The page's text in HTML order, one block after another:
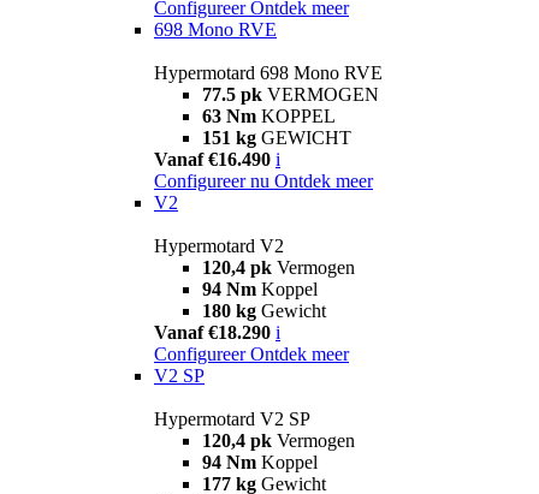
Configureer Ontdek meer
698 Mono RVE
Hypermotard 698 Mono RVE
77.5 pk VERMOGEN
63 Nm KOPPEL
151 kg GEWICHT
Vanaf €16.490 i
Configureer nu Ontdek meer
V2
Hypermotard V2
120,4 pk Vermogen
94 Nm Koppel
180 kg Gewicht
Vanaf €18.290 i
Configureer Ontdek meer
V2 SP
Hypermotard V2 SP
120,4 pk Vermogen
94 Nm Koppel
177 kg Gewicht